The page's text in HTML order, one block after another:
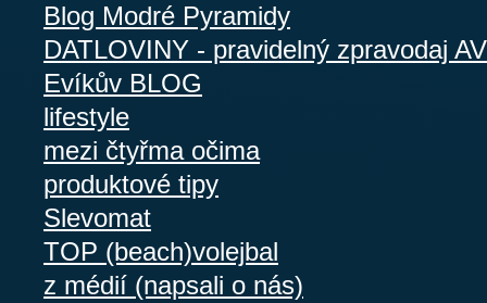
Blog Modré Pyramidy
DATLOVINY - pravidelný zpravodaj
Evíkův BLOG
lifestyle
mezi čtyřma očima
produktové tipy
Slevomat
TOP (beach)volejbal
z médií (napsali o nás)